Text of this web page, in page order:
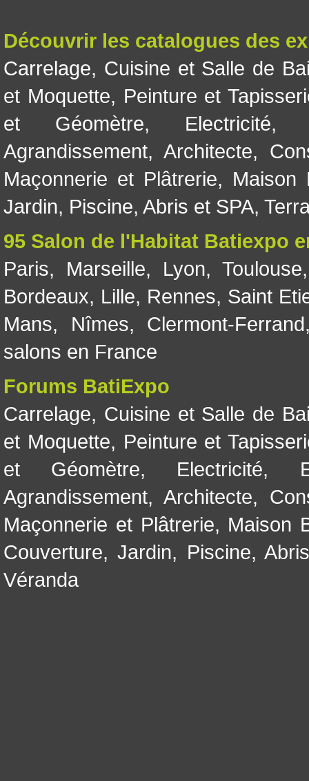
Découvrir les catalogues des
Carrelage, Cuisine et Salle de
et Moquette, Peinture et
et Géomètre, Electricité
Agrandissement, Architecte,
Maçonnerie et Plâtrerie, Maison
Jardin, Piscine, Abris et SPA,
95 Salon de l'Habitat Batiexpo
Paris, Marseille, Lyon, Toulouse
Bordeaux, Lille, Rennes, Saint
Mans, Nîmes, Clermont-Ferrand
salons en France
Forums BatiExpo
Carrelage, Cuisine et Salle de
et Moquette, Peinture et
et Géomètre, Electricité,
Agrandissement, Architecte,
Maçonnerie et Plâtrerie, Maison
Couverture,Jardin, Piscine,
Véranda